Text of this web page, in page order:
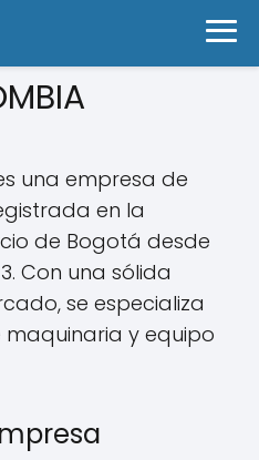
una empresa de
en la
de Bogotá desde
Con una sólida
se especializa
y equipo